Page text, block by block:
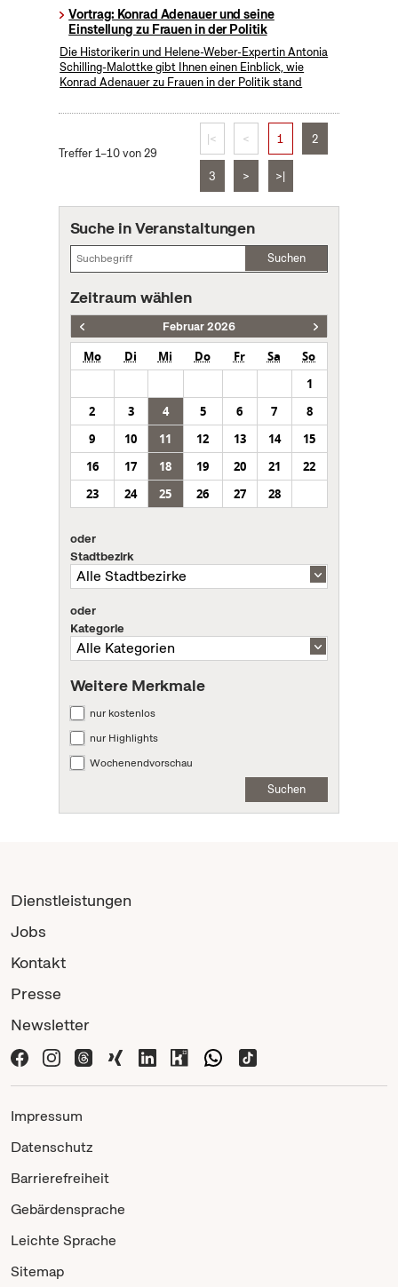
Vortrag: Konrad Adenauer und seine
Einstellung zu Frauen in der Politik
Die Historikerin und Helene-Weber-Expertin Antonia
Schilling-Malottke gibt Ihnen einen Einblick, wie
Konrad Adenauer zu Frauen in der Politik stand
Treffer 1–10 von 29
|< < 1 2
3 > >|
Suche in Veranstaltungen
Suchen
Zeitraum wählen
Februar 2026
Mo Di Mi Do Fr Sa
So
1
2
3 4 5 6 7
8
9
10 11 12 13 14
15
16
17 18 19 20 21
22
23
24 25 26 27 28
oder
Stadtbezirk
oder
Kategorie
Weitere Merkmale
nur kostenlos
nur Highlights
Wochenendvorschau
Suchen
Dienstleistungen
Jobs
Kontakt
Presse
Newsletter
Impressum
Datenschutz
Barrierefreiheit
Gebärdensprache
Leichte Sprache
Sitemap